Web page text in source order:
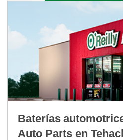
Baterías
Auto Parts en